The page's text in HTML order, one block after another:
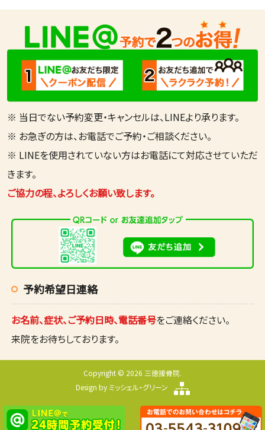
※ 当日でない予約変更・キャンセルは、LINEより承ります。
※ お急ぎの方は、お電話でご予約・ご相談ください。
※ LINEを使用されていない方はお電話にて対応させていただ
きます。
ご協力の程、よろしくお願い致します。
予約希望日連絡
お名前、症状、ご予約日時、電話番号をご連絡ください。
来院をお待ちしております。
Copyright © 2026 三徳接骨院.
Design by ミッシェル・グリーン